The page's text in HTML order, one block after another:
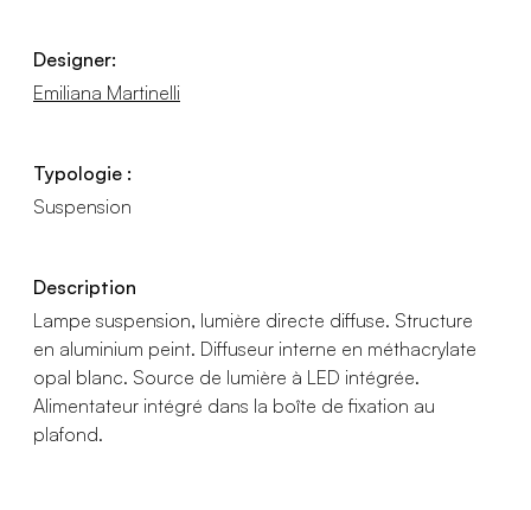
Designer:
Emiliana Martinelli
Typologie :
Suspension
Description
Lampe suspension, lumière directe diffuse. Structure
en aluminium peint. Diffuseur interne en méthacrylate
opal blanc. Source de lumière à LED intégrée.
Alimentateur intégré dans la boîte de fixation au
plafond.